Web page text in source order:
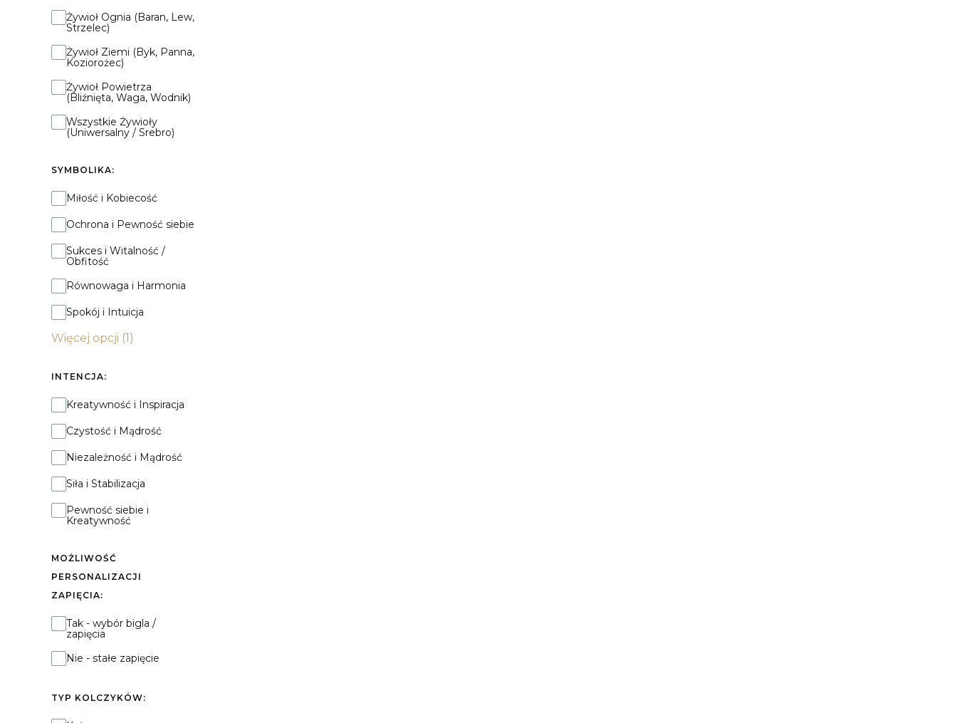
Żywioł Ognia (Baran, Lew,
Strzelec)
Żywioł Ziemi (Byk, Panna,
Koziorożec)
Żywioł Powietrza
(Bliźnięta, Waga, Wodnik)
Wszystkie Żywioły
(Uniwersalny / Srebro)
SYMBOLIKA:
Symbolika:
Miłość i Kobiecość
Ochrona i Pewność siebie
Sukces i Witalność /
Obfitość
Równowaga i Harmonia
Spokój i Intuicja
Więcej opcji (1)
INTENCJA:
Intencja:
Kreatywność i Inspiracja
Czystość i Mądrość
Niezależność i Mądrość
Siła i Stabilizacja
Pewność siebie i
Kreatywność
MOŻLIWOŚĆ
PERSONALIZACJI
ZAPIĘCIA:
Możliwość personalizacji zapięcia:
Tak - wybór bigla /
zapięcia
Nie - stałe zapięcie
TYP KOLCZYKÓW: